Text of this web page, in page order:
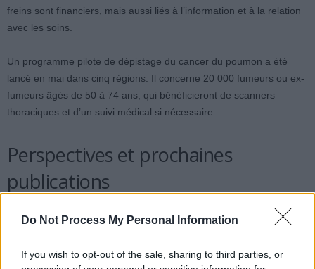
Do Not Process My Personal Information
If you wish to opt-out of the sale, sharing to third parties, or
freins sont financiers, mais aussi liés à l’information et à la relation
avec les soins.
Un programme pilote de dépistage du cancer du poumon a été
lancé en mai dans cinq régions. Il concerne 20 000 fumeurs ou ex-
fumeurs âgés de 50 à 74 ans, qui bénéficieront de scanners
thoraciques et d’un suivi médical si nécessaire.
Perspectives et prochaines
publications
Une étude plus approfondie sur la mortalité et la survie des cancers
des cancers évitables, liés au tabac ou à l’alcool, qui restent plus